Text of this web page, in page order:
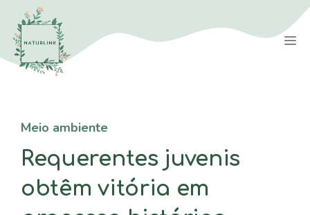
Saltar
para
conteúdo
Meio ambiente
Requerentes juvenis
obtêm vitória em